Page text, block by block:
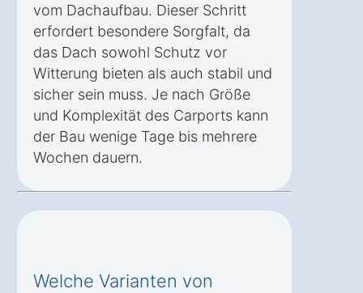
vom Dachaufbau. Dieser Schritt
erfordert besondere Sorgfalt, da
das Dach sowohl Schutz vor
Witterung bieten als auch stabil und
sicher sein muss. Je nach Größe
und Komplexität des Carports kann
der Bau wenige Tage bis mehrere
Wochen dauern.
Welche Varianten von